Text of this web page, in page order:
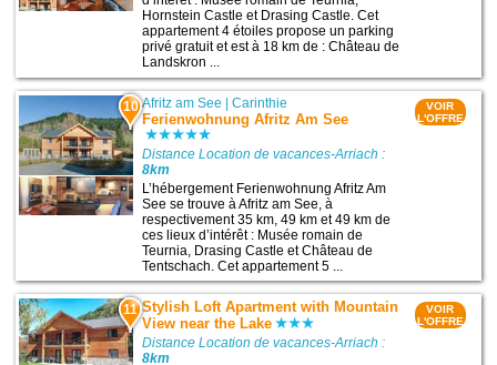
Hornstein Castle et Drasing Castle. Cet
appartement 4 étoiles propose un parking
privé gratuit et est à 18 km de : Château de
Landskron ...
10 Afritz am See |Carinthie
Ferienwohnung Afritz Am See
Distance Location de vacances-Arriach :
8km
L’hébergement Ferienwohnung Afritz Am
See se trouve à Afritz am See, à
respectivement 35 km, 49 km et 49 km de
ces lieux d’intérêt : Musée romain de
Teurnia, Drasing Castle et Château de
Tentschach. Cet appartement 5 ...
VOIR
L'OFFRE
11 Stylish Loft Apartment with Mountain
View near the Lake
Distance Location de vacances-Arriach :
8km
VOIR
L'OFFRE